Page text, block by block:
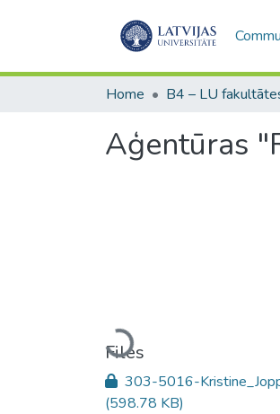
Home
Aģentūras
Loading...
Files
303-5016-
(598.78 KB)